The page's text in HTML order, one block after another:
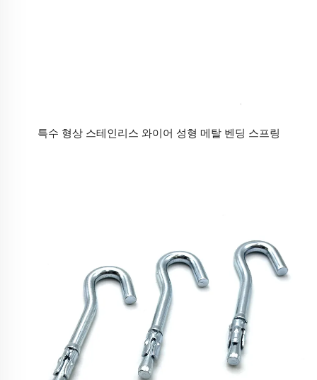
특수 형상 스테인리스 와이어 성형 메탈 벤딩 스프링